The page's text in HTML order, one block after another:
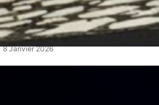
« Artistes en Vitrine »: L’éclat
qui réveille les cœurs de ville
8 Janvier 2026